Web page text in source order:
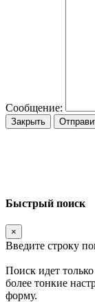
Сообщение:
Закрыть
Быстрый поиск
×
Введите строку
Поиск идет
более тонкие
форму.